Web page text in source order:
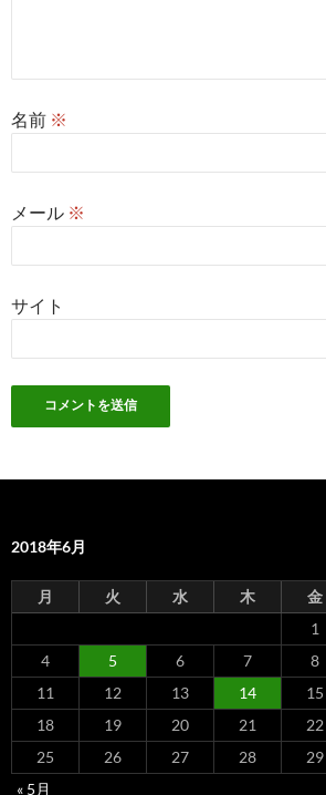
名前 ※
メール ※
サイト
2018年6月
月 火 水 木 金
1
4
5 6 7 8
11
12 13 14 15
18
19 20 21 22
25
26 27 28 29
« 5月